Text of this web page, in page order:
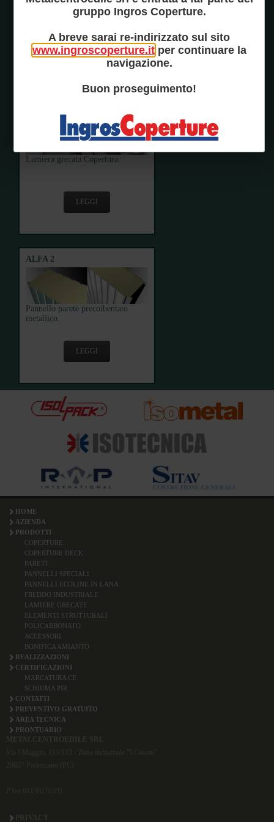
Lamiere grecata ad aderenza
migliorata per solai.
LEGGI
Lamiera grecata Copertura.
LEGGI
ALFA 2
Pannello parete precoibentato
metallico.
LEGGI
HOME
AZIENDA
PRODOTTI
COPERTURE
COPERTURE DECK
PARETI
PANNELLI SPECIALI
PANNELLI ECOLINE IN LANA
FREDDO INDUSTRIALE
LAMIERE GRECATE
ELEMENTI STRUTTURALI
POLICARBONATO
ACCESSORI
BONIFICA AMIANTO
REALIZZAZIONI
CERTIFICAZIONI
MARCATURA CE
SCHIUMA PIR
CONTATTI
PREVENTIVO GRATUITO
AREA TECNICA
PRONTUARIO
gruppo Ingros Coperture.
A breve sarai re-indirizzato sul sito
www.ingroscoperture.itper continuare la
navigazione.
Buon proseguimento!